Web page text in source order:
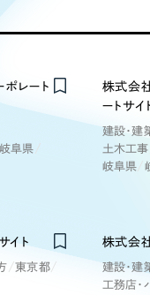
（85件）
）
ECサイト（オンライン
ブランディング（ロゴ
レート
岐阜県
株式会
ートサイ
建設・建
土木工事
岐阜県
イト
東京都
株式会
建設・建
工務店・